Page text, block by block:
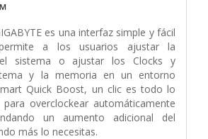
es una interfaz simple y fácil
a los usuarios ajustar la
sistema o ajustar los Clocks y
y la memoria en un entorno
Quick Boost, un clic es todo lo
overclockear automáticamente
un aumento adicional del
más lo necesitas.